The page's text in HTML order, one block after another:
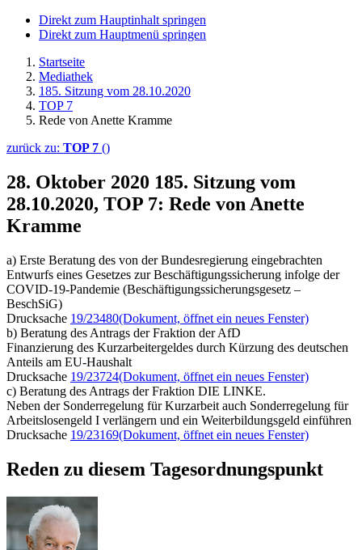
Direkt zum Hauptinhalt springen
Direkt zum Hauptmenü springen
Startseite
Mediathek
185. Sitzung vom 28.10.2020
TOP 7
Rede von Anette Kramme
zurück zu: TOP 7 ()
28. Oktober 2020 185. Sitzung vom
28.10.2020, TOP 7: Rede von Anette
Kramme
a) Erste Beratung des von der Bundesregierung eingebrachten
Entwurfs eines Gesetzes zur Beschäftigungssicherung infolge der
COVID-19-Pandemie (Beschäftigungssicherungsgesetz –
BeschSiG)
Drucksache 19/23480(Dokument, öffnet ein neues Fenster)
b) Beratung des Antrags der Fraktion der AfD
Finanzierung des Kurzarbeitergeldes durch Kürzung des deutschen
Anteils am EU-Haushalt
Drucksache 19/23724(Dokument, öffnet ein neues Fenster)
c) Beratung des Antrags der Fraktion DIE LINKE.
Neben der Sonderregelung für Kurzarbeit auch Sonderregelung für
Arbeitslosengeld I verlängern und ein Weiterbildungsgeld einführen
Drucksache 19/23169(Dokument, öffnet ein neues Fenster)
Reden zu diesem Tagesordnungspunkt